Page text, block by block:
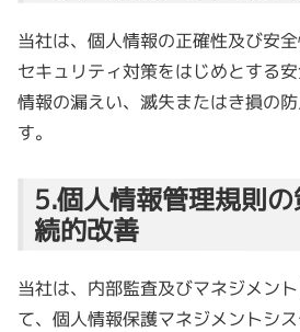
当社は、個人情報の正確性及び安全
セキュリティ対策をはじめとする
情報の漏えい、滅失またはき損の
す。
5.個人情報管理規則
続的改善
当社は、内部監査及びマネジメン
て、個人情報保護マネジメントシ